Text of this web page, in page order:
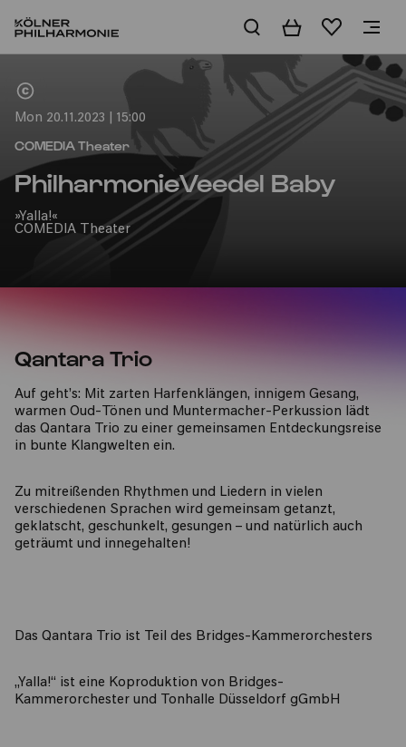
BasketWishlist
Mon 20.11.2023 | 15:00
COMEDIA Theater
PhilharmonieVeedel Baby
»Yalla!«
COMEDIA Theater
Qantara Trio
Auf geht’s: Mit zarten Harfenklängen, innigem Gesang,
warmen Oud-Tönen und Muntermacher-Perkussion lädt
das Qantara Trio zu einer gemeinsamen Entdeckungsreise
in bunte Klangwelten ein.
Zu mitreißenden Rhythmen und Liedern in vielen
verschiedenen Sprachen wird gemeinsam getanzt,
geklatscht, geschunkelt, gesungen – und natürlich auch
geträumt und innegehalten!
Das Qantara Trio ist Teil des Bridges-Kammerorchesters
„Yalla!“ ist eine Koproduktion von Bridges-
Kammerorchester und Tonhalle Düsseldorf gGmbH